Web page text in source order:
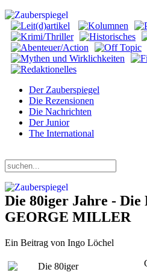
Der Zauberspiegel
Die Rezensionen
Die Nachrichten
Der Junior
The International
Die 80iger Jahre - Die
GEORGE MILLER
Ein Beitrag von Ingo Löchel